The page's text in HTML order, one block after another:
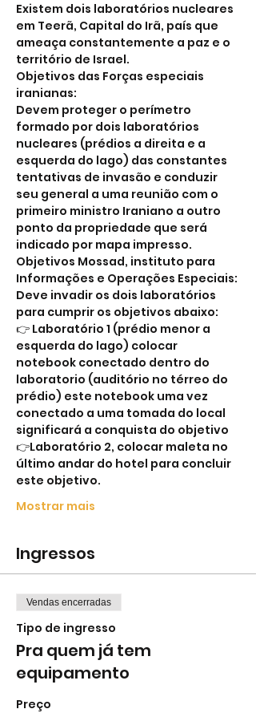
Existem dois laboratórios nucleares
em Teerã, Capital do Irã, país que
ameaça constantemente a paz e o
território de Israel.
Objetivos das Forças especiais
iranianas:
Devem proteger o perímetro
formado por dois laboratórios
nucleares (prédios a direita e a
esquerda do lago) das constantes
tentativas de invasão e conduzir
seu general a uma reunião com o
primeiro ministro Iraniano a outro
ponto da propriedade que será
indicado por mapa impresso.
Objetivos Mossad, instituto para
Informações e Operações Especiais:
Deve invadir os dois laboratórios
para cumprir os objetivos abaixo:
👉 Laboratório 1 (prédio menor a
esquerda do lago) colocar
notebook conectado dentro do
laboratorio (auditório no térreo do
prédio) este notebook uma vez
conectado a uma tomada do local
significará a conquista do objetivo
👉Laboratório 2, colocar maleta no
último andar do hotel para concluir
este objetivo.
Mostrar mais
Ingressos
Vendas encerradas
Tipo de ingresso
Pra quem já tem
equipamento
Preço